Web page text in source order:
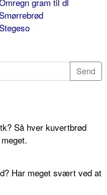
Smørrebrød
Stegeso
Så hver kuvertbrød
Har meget svært ved at